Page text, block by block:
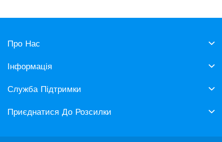
Про Нас
Інформація
Служба Підтримки
Приєднатися До Розсилки